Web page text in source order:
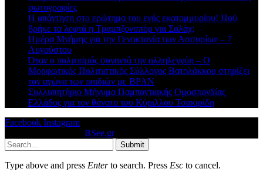
φωτογραφίες
Η απάντηση στο ερώτημα του ενός εκατομμυρίου! Πού
βρήκε τα λεφτά η Τραμπζονσπόρ για Σαλάχ;
Ημέρα Μνήμης για την Γενοκτονία των Ασσυρίων – 7
Αυγούστου
Όταν ο πολιτισμός συναντά την αλληλεγγύη – Ο
Μορφωτικός Πολιτιστικός Σύλλογος Βατολάκκου στηρίζει
τον αγώνα των παιδιών με BPAN
Συλλυπητήριο Μήνυμα Παμποντιακής Ομοσπονδίας
Ελλάδος για τον θάνατο του Κύριλλου Τσακιρίδη
Facebook Instagram
BSee.gr.
Submit
Type above and press Enterto search. Press Esc to cancel.